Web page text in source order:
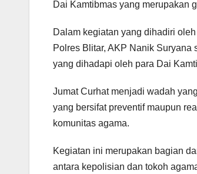
Dai Kamtibmas yang merupakan
Dalam kegiatan yang dihadiri
Polres Blitar, AKP Nanik
yang dihadapi oleh para Dai
Jumat Curhat menjadi wadah
yang bersifat preventif maupun
komunitas agama.
Kegiatan ini merupakan bagian
antara kepolisian dan tokoh